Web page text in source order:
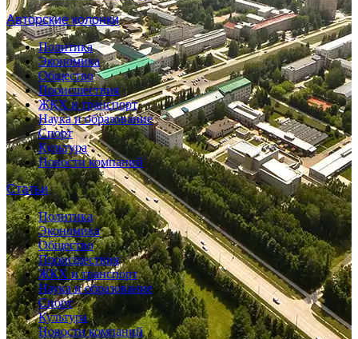
Авторские колонки
Политика
Экономика
Общество
Происшествия
ЖКХ и транспорт
Наука и образование
Спорт
Культура
Новости компаний
Статьи
Политика
Экономика
Общество
Происшествия
ЖКХ и транспорт
Наука и образование
Спорт
Культура
Новости компаний